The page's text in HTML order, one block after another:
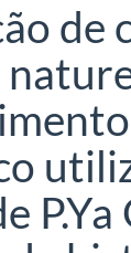
de